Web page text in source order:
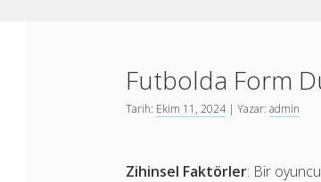
Futbolda Form
Tarih: Ekim 11, 2024| Yazar:admin
Zihinsel Faktörler: Bir